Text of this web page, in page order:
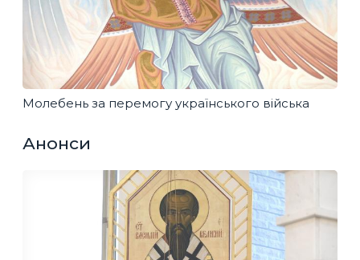
Молебень за перемогу українського війська
Анонси